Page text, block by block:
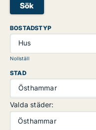
Sök
BOSTADSTYP
Hus
Nollställ
STAD
Östhammar
Valda städer:
Östhammar